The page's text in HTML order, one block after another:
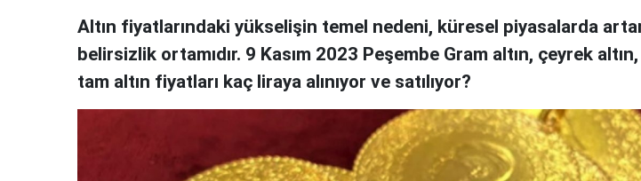
Altın fiyatlarındaki yükselişin temel nedeni, küresel piyasalarda
belirsizlik ortamıdır. 9 Kasım 2023 Peşembe Gram altın, çeyrek altın,
tam altın fiyatları kaç liraya alınıyor ve satılıyor?